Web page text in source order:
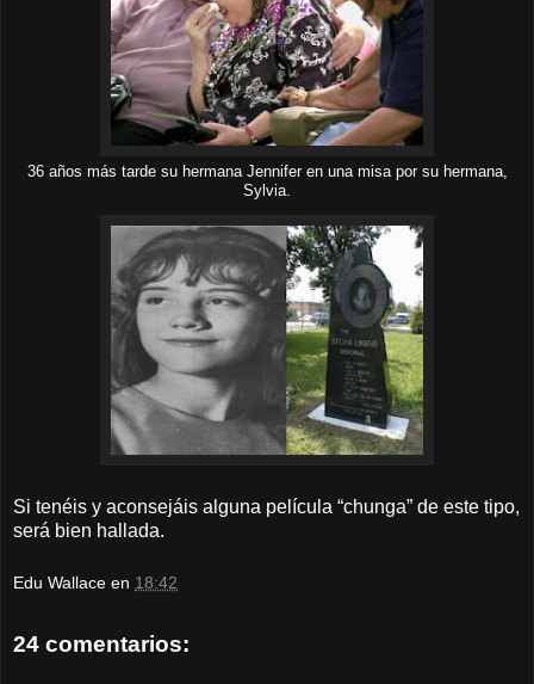
36 años más tarde su hermana Jennifer en una misa por su hermana,
Sylvia.
Si tenéis y aconsejáis alguna película “chunga” de este tipo,
será bien hallada.
Edu Wallace en 18:42
24 comentarios: